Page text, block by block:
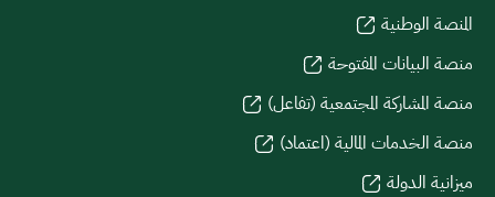
المنصة الوطنية
منصة البيانات المفتوحة
منصة المشاركة المجتمعية (تفاعل)
منصة الخدمات المالية (اعتماد)
ميزانية الدولة